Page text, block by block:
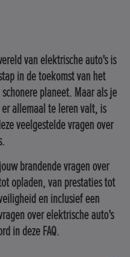
van elektrische auto's is
in de toekomst van het
planeet. Maar als je
allemaal te leren valt, is
veelgestelde vragen over
brandende vragen over
opladen, van prestaties tot
en inclusief een
over elektrische auto's
in deze FAQ.